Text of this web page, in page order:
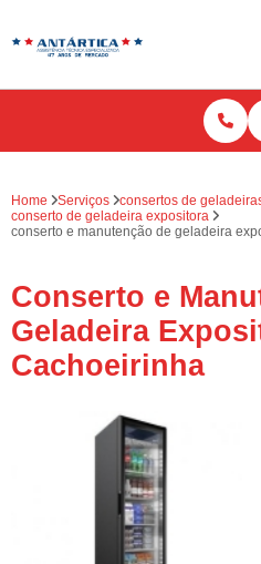
Home Serviços
consertos de
conserto de geladeira expositora
conserto e manutenção de geladeira
Conserto e
Geladeira
Cachoeirinha